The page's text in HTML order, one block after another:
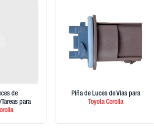
de
Tareaspara
Piña de Luces de Vias para
ToyotaCorolla